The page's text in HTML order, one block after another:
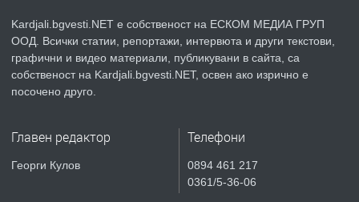
обучение
преди 1 година
ПРЕДЛАГА
Курсове-
**Прекрасен имот за продажба в
Kardjali.bgvesti.NET е собственост на ЕСКОМ МЕДИА ГРУП
ООД. Всички статии, репортажи, интервюта и други текстови,
графични и видео материали, публикувани в сайта, са
собственост на Kardjali.bgvesti.NET, освен ако изрично е
посочено друго.
Главен редактор
Георги Кулов
Телефони
0894 461 217
0361/5-36-06